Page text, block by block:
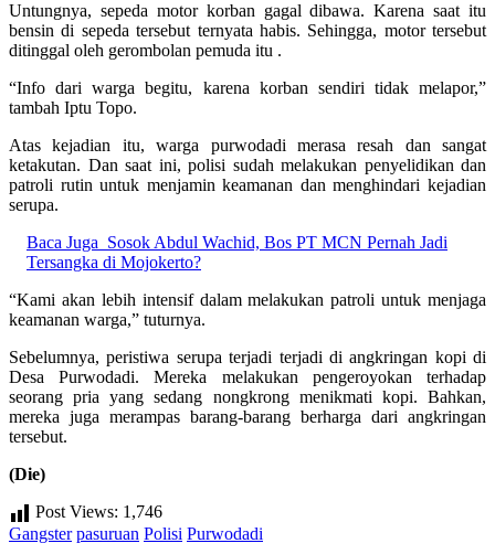
Untungnya, sepeda motor korban gagal dibawa. Karena saat itu
bensin di sepeda tersebut ternyata habis. Sehingga, motor tersebut
ditinggal oleh gerombolan pemuda itu .
“Info dari warga begitu, karena korban sendiri tidak melapor,”
tambah Iptu Topo.
Atas kejadian itu, warga purwodadi merasa resah dan sangat
ketakutan. Dan saat ini, polisi sudah melakukan penyelidikan dan
patroli rutin untuk menjamin keamanan dan menghindari kejadian
serupa.
Baca Juga Sosok Abdul Wachid, Bos PT MCN Pernah Jadi
Tersangka di Mojokerto?
“Kami akan lebih intensif dalam melakukan patroli untuk menjaga
keamanan warga,” tuturnya.
Sebelumnya, peristiwa serupa terjadi terjadi di angkringan kopi di
Desa Purwodadi. Mereka melakukan pengeroyokan terhadap
seorang pria yang sedang nongkrong menikmati kopi. Bahkan,
mereka juga merampas barang-barang berharga dari angkringan
tersebut.
(Die)
Post Views: 1,746
Gangster pasuruan Polisi Purwodadi